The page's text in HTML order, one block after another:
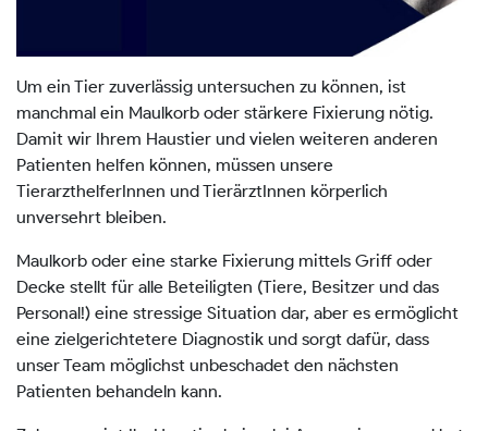
Um ein Tier zuverlässig untersuchen zu können, ist
manchmal ein Maulkorb oder stärkere Fixierung nötig.
Damit wir Ihrem Haustier und vielen weiteren anderen
Patienten helfen können, müssen unsere
TierarzthelferInnen und TierärztInnen körperlich
unversehrt bleiben.
Maulkorb oder eine starke Fixierung mittels Griff oder
Decke stellt für alle Beteiligten (Tiere, Besitzer und das
Personal!) eine stressige Situation dar, aber es ermöglicht
eine zielgerichtetere Diagnostik und sorgt dafür, dass
unser Team möglichst unbeschadet den nächsten
Patienten behandeln kann.